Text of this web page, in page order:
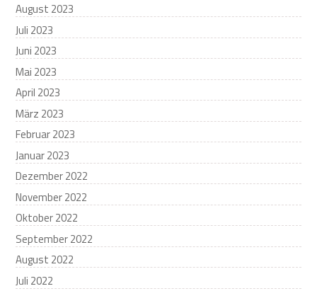
August 2023
Juli 2023
Juni 2023
Mai 2023
April 2023
März 2023
Februar 2023
Januar 2023
Dezember 2022
November 2022
Oktober 2022
September 2022
August 2022
Juli 2022